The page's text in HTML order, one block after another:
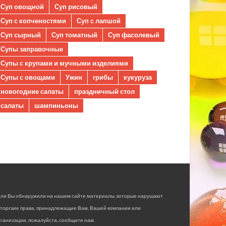
Суп овощной
Суп рисовый
Суп с копченостями
Суп с лапшой
Суп сырный
Суп томатный
Суп фасолевый
Супы заправочные
Супы с крупами и мучными изделиями
Супы с овощами
Ужин грибы
кукуруза
новогодние салаты
праздничный стол
салаты
шампиньоны
Вы обнаружили на нашем сайте материалы, которые нарушают
права, принадлежащие Вам, Вашей компании или
пожалуйста, сообщите нам.